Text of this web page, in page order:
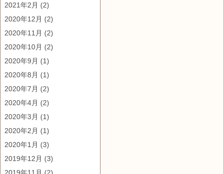
2021年2月 (2)
2020年12月 (2)
2020年11月 (2)
2020年10月 (2)
2020年9月 (1)
2020年8月 (1)
2020年7月 (2)
2020年4月 (2)
2020年3月 (1)
2020年2月 (1)
2020年1月 (3)
2019年12月 (3)